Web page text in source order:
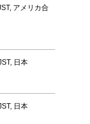
アメリカ合
日本
日本